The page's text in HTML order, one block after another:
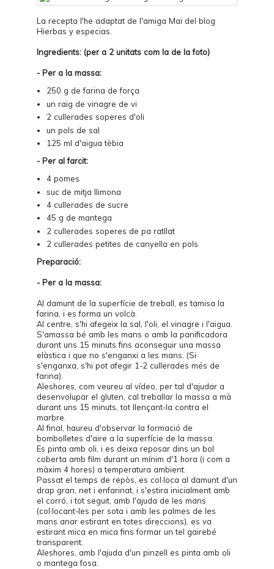
La recepta l'he adaptat de l'amiga Mai del blog
Hierbas y especias.
Ingredients: (per a 2 unitats com la de la foto)
- Per a la massa:
250 g de farina de força
un raig de vinagre de vi
2 cullerades soperes d'oli
un pols de sal
125 ml d'aigua tèbia
- Per al farcit:
4 pomes
suc de mitja llimona
4 cullerades de sucre
45 g de mantega
2 cullerades soperes de pa ratllat
2 cullerades petites de canyella en pols
Preparació:
- Per a la massa:
Al damunt de la superfície de treball, es tamisa la
farina, i es forma un volcà.
Al centre, s'hi afegeix la sal, l'oli, el vinagre i l'aigua.
S'amassa bé amb les mans o amb la panificadora
durant uns 15 minuts fins aconseguir una massa
elàstica i que no s'enganxi a les mans. (Si
s'enganxa, s'hi pot afegir 1-2 cullerades més de
farina).
Aleshores, com veureu al vídeo, per tal d'ajudar a
desenvolupar el gluten, cal treballar la massa a mà
durant uns 15 minuts, tot llençant-la contra el
marbre.
Al final, haureu d'observar la formació de
bombolletes d'aire a la superfície de la massa.
Es pinta amb oli, i es deixa reposar dins un bol
coberta amb film durant un mínim d'1 hora (i com a
màxim 4 hores) a temperatura ambient.
Passat el temps de repòs, es col·loca al damunt d'un
drap gran, net i enfarinat, i s'estira inicialment amb
el corró, i tot seguit, amb l'ajuda de les mans
(col·locant-les per sota i amb les palmes de les
mans anar estirant en totes direccions), es va
estirant mica en mica fins formar un tel gairebé
transparent.
Aleshores, amb l'ajuda d'un pinzell es pinta amb oli
o mantega fosa.